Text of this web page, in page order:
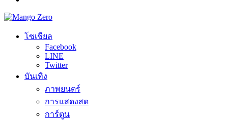
โซเชียล
Facebook
LINE
Twitter
บันเทิง
ภาพยนตร์
การแสดงสด
การ์ตูน